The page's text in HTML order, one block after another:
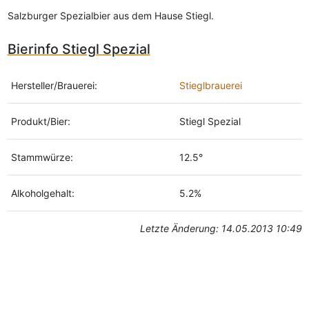
Salzburger Spezialbier aus dem Hause Stiegl.
Bierinfo Stiegl Spezial
Hersteller/Brauerei: Stieglbrauerei
Produkt/Bier: Stiegl Spezial
Stammwürze: 12.5°
Alkoholgehalt: 5.2%
Letzte Änderung: 14.05.2013 10:49